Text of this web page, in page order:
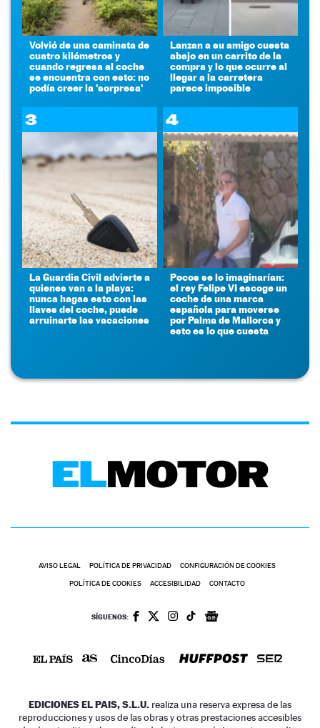
Volvió de una caminata de
cuatro kilómetros y
cuando regresa al coche
se encuentra con esto: no
podía creer la 'sorpresa'
Lanzan a su amigo cuesta
abajo en un carrito de la
compra y lo que ocurre al
llegar a la carretera
parece imposible
3
La Guardia Civil advierte a
quienes van a la playa:
nunca hagas esto con las
llaves del coche, puede
arruinarte las vacaciones
4
Pocos se lo imaginarían:
el rey Felipe VI escoge un
coche de una marca
española para moverse
por Palma de Mallorca y
esto es lo que cuesta
AVISO LEGAL POLÍTICA DE PRIVACIDAD CONFIGURACIÓN DE COOKIES
POLÍTICA DE COOKIES ACCESIBILIDAD CONTACTO
SÍGUENOS:
EDICIONES EL PAIS, S.L.U. realiza una reserva expresa de las
reproducciones y usos de las obras y otras prestaciones accesibles